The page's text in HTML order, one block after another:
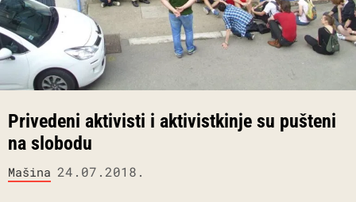
Privedeni aktivisti i aktivistkinje su pušteni
na slobodu
Mašina 24.07.2018.